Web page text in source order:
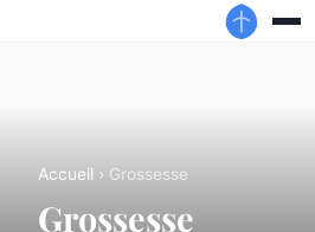
Accueil › Grossesse
Grossesse